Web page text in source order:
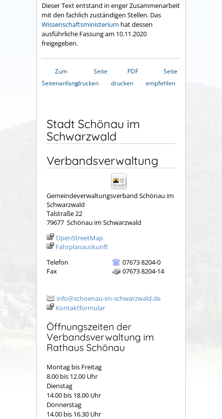
Dieser Text entstand in enger Zusammenarbeit
mit den fachlich zuständigen Stellen. Das
Wissenschaftsministerium hat dessen
ausführliche Fassung am 10.11.2020
freigegeben.
Zum
Seitenanfang
Seite
drucken
PDF
drucken
Seite
empfehlen
Stadt Schönau im
Schwarzwald
Verbandsverwaltung
Gemeindeverwaltungsverband Schönau im
Schwarzwald
Talstraße 22
79677 Schönau im Schwarzwald
OpenStreetMap
Fahrplanauskunft
Telefon
07673 8204-0
Fax
07673 8204-14
info@schoenau-im-schwarzwald.de
Kontaktformular
Öffnungszeiten der
Verbandsverwaltung im
Rathaus Schönau
Montag bis Freitag
8.00 bis 12.00 Uhr
Dienstag
14.00 bis 18.00 Uhr
Donnerstag
14.00 bis 16.30 Uhr